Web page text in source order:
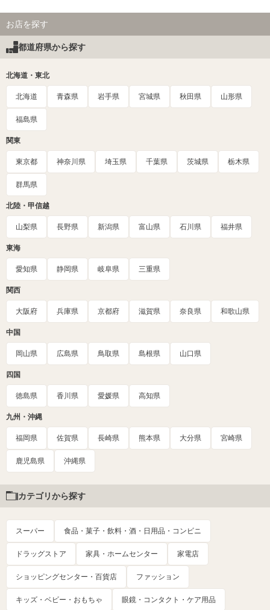
お店を探す
都道府県から探す
北海道・東北
北海道 青森県 岩手県 宮城県 秋田県 山形県
福島県
関東
東京都 神奈川県 埼玉県 千葉県 茨城県 栃木県
群馬県
北陸・甲信越
山梨県 長野県 新潟県 富山県 石川県 福井県
東海
愛知県 静岡県 岐阜県 三重県
関西
大阪府 兵庫県 京都府 滋賀県 奈良県 和歌山県
中国
岡山県 広島県 鳥取県 島根県 山口県
四国
徳島県 香川県 愛媛県 高知県
九州・沖縄
福岡県 佐賀県 長崎県 熊本県 大分県 宮崎県
鹿児島県 沖縄県
カテゴリから探す
スーパー 食品・菓子・飲料・酒・日用品・コンビニ
ドラッグストア 家具・ホームセンター 家電店
ショッピングセンター・百貨店 ファッション
キッズ・ベビー・おもちゃ 眼鏡・コンタクト・ケア用品